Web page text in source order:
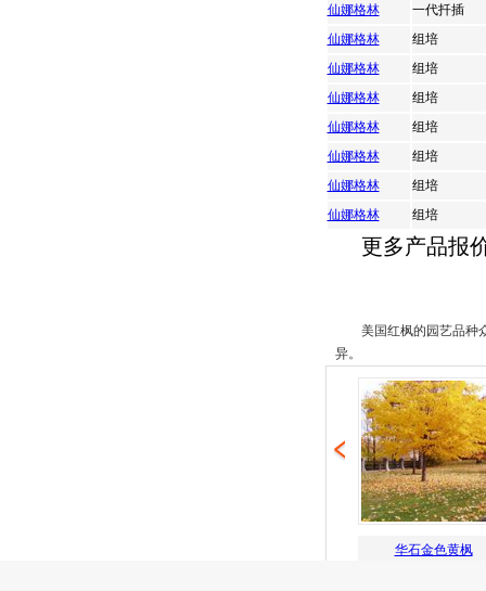
仙娜格林
一代扦插
仙娜格林
组培
仙娜格林
组培
仙娜格林
组培
仙娜格林
组培
仙娜格林
组培
仙娜格林
组培
仙娜格林
组培
更多产品报
美国红枫的园艺品种
异。
华石金色黄枫